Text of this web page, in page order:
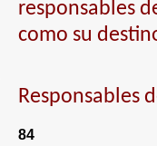
responsables
como su
Responsables
84